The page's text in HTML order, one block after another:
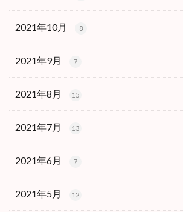
2021年10月 8
2021年9月 7
2021年8月 15
2021年7月 13
2021年6月 7
2021年5月 12